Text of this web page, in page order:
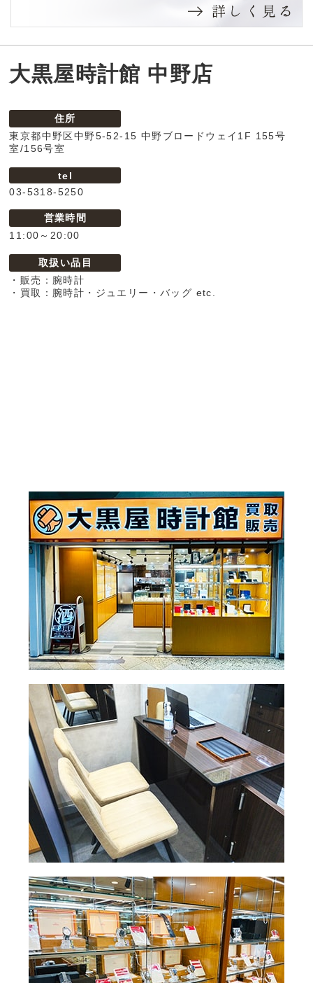
大黒屋時計館 中野店
住所
東京都中野区中野5-52-15 中野ブロードウェイ1F 155号
室/156号室
tel
03-5318-5250
営業時間
11:00～20:00
取扱い品目
・販売：腕時計
・買取：腕時計・ジュエリー・バッグ etc.